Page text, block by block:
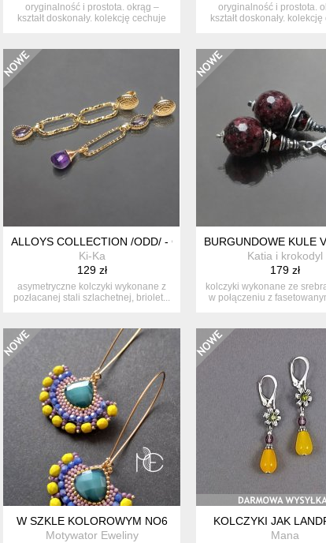
oryginalność i prostota. okrąg –
kształt doskonały. kolekcję cechuje
oryginalność i prostota.
kształt doskonały.
VOL. 16 - KOLCZYKI
ALLOYS COLLECTION /ODD/ - CHAIN VOL. 3 /11.02.25/ -
Ki-Ka
129 zł
asymetryczne kolczyki wykonane z
pozłacanej stali szlachetnej, briolet...
BURGUNDOWE KULE
Katia i krokodyl
179 zł
kolczyki wykonane ze
w połączeniu z
KOLORACH
W SZKLE KOLOROWYM NO6
Motywator Eweliny
KOLCZYKI JAK
Mana